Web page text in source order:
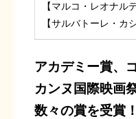
【マルコ・レオナル
【サルバトーレ・カ
アカデミー賞、
カンヌ国際映画
数々の賞を受賞！